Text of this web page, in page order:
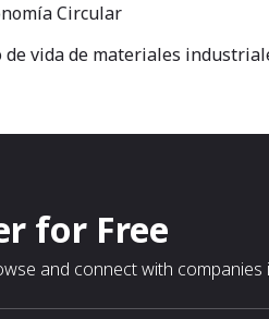
Circular
de vida de materiales
for Free
and connect with companies